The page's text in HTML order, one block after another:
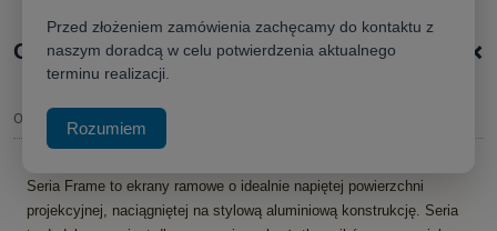
Opis produktu +
Opis
Seria Frame to ekrany ramowe o idealnie napiętej powierzchni
projekcyjnej, naciągniętej na stylową aluminiową konstrukcję. Seria
Przed złożeniem zamówienia zachęcamy do kontaktu z
naszym doradcą w celu potwierdzenia aktualnego
terminu realizacji.
Rozumiem